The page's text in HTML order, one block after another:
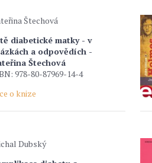
Štechová
diabetické matky - v
a odpovědích -
Štechová
978-80-87969-14-4
o knize
Dubský